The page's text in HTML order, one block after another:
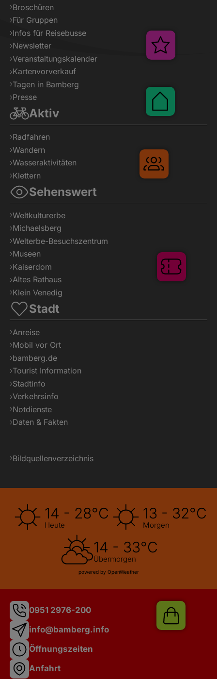
Tickets
Broschüren
Für Gruppen
Infos für Reisebusse
Newsletter
Veranstaltungskalender
Kartenvorverkauf
Tagen in Bamberg
Presse
Aktiv
Radfahren
Wandern
Wasseraktivitäten
Klettern
Sehenswert
Weltkulturerbe
Michaelsberg
Welterbe-Besuchszentrum
Museen
Kaiserdom
Altes Rathaus
Klein Venedig
Stadt
Anreise
Mobil vor Ort
bamberg.de
Tourist Information
Stadtinfo
Verkehrsinfo
Notdienste
Daten & Fakten
Bildquellenverzeichnis
14 - 28°C
Heute
13 - 32°C
Morgen
14 - 33°C
Übermorgen
powered by OpenWeather
0951 2976-200
info@bamberg.info
Öffnungszeiten
Anfahrt